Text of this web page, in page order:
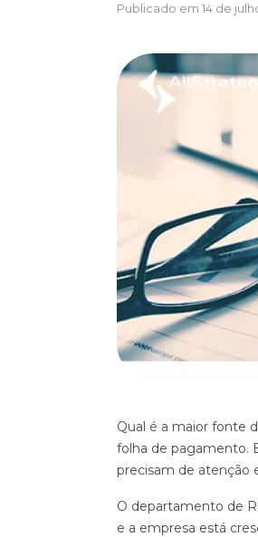
Publicado em 14 de
Qual é a maior fonte
folha de pagamento.
precisam de atenção
O departamento de
e a empresa está